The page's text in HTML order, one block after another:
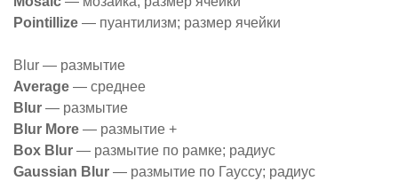
Pointillize — пуантилизм; размер ячейки
Blur — размытие
Average — среднее
Blur — размытие
Blur More — размытие +
Box Blur — размытие по рамке; радиус
Gaussian Blur — размытие по Гауссу; радиус